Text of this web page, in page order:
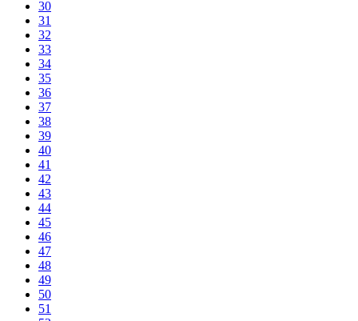
30
31
32
33
34
35
36
37
38
39
40
41
42
43
44
45
46
47
48
49
50
51